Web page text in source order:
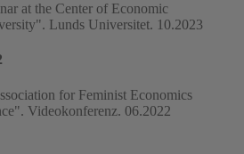
at the Center of Economic
Lunds Universitet. 10.2023
for Feminist Economics
Videokonferenz. 06.2022